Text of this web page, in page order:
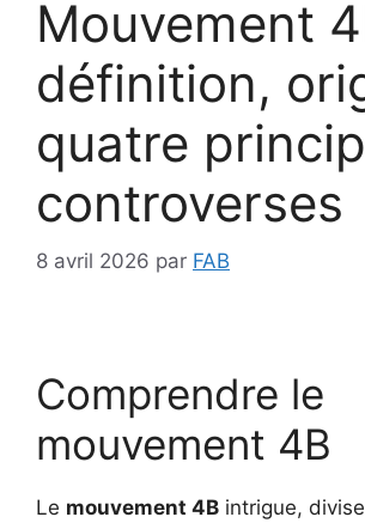
Mouvement
définition,
quatre
controverses
8 avril 2026 par FAB
Comprendre le
mouvement 4B
Le mouvement 4B intrigue,